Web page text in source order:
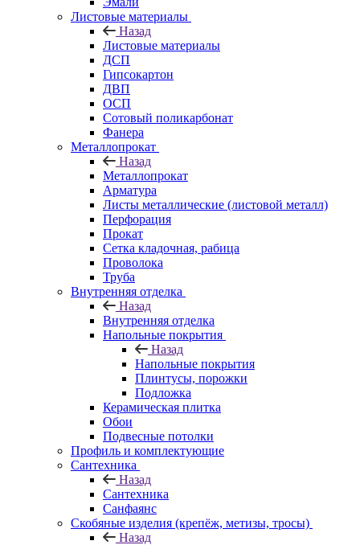
Листовые материалы
Назад
Листовые материалы
ДСП
Гипсокартон
ДВП
ОСП
Сотовый поликарбонат
Фанера
Металлопрокат
Назад
Металлопрокат
Арматура
Листы металлические (листовой металл)
Перфорация
Прокат
Сетка кладочная, рабица
Проволока
Труба
Внутренняя отделка
Назад
Внутренняя отделка
Напольные покрытия
Назад
Напольные покрытия
Плинтусы, порожки
Подложка
Керамическая плитка
Обои
Подвесные потолки
Профиль и комплектующие
Сантехника
Назад
Сантехника
Санфаянс
Скобяные изделия (крепёж, метизы, тросы)
Назад